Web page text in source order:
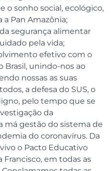
o sonho social, ecológico,
a Pan Amazônia;
segurança alimentar
pela vida;
efetivo com o
Brasil, unindo-nos ao
nossas as suas
a defesa do SUS, o
pelo tempo que se
da
má gestão do sistema de
do coronavírus. Da
o Pacto Educativo
Francisco, em todas as